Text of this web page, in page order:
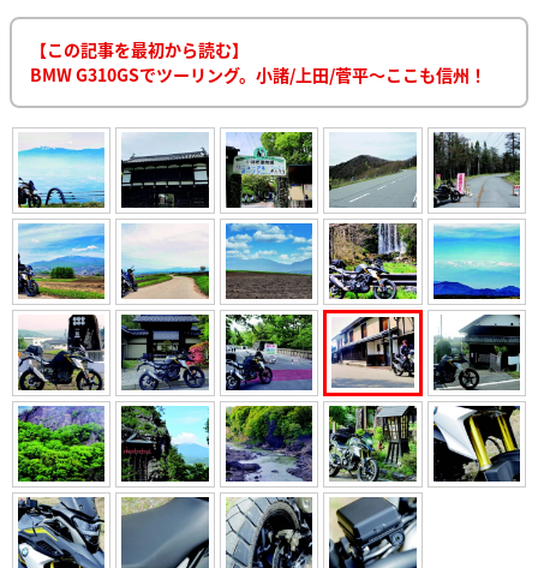
【この記事を最初から読む】
BMW G310GSでツーリング。小諸/上田/菅平〜ここも信州！